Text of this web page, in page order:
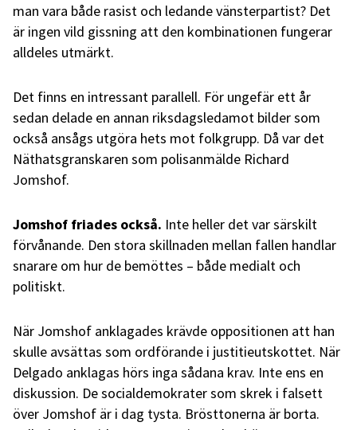
man vara både rasist och ledande vänsterpartist? Det
är ingen vild gissning att den kombinationen fungerar
alldeles utmärkt.
Det finns en intressant parallell. För ungefär ett år
sedan delade en annan riksdagsledamot bilder som
också ansågs utgöra hets mot folkgrupp. Då var det
Näthatsgranskaren som polisanmälde Richard
Jomshof.
Jomshof friades också. Inte heller det var särskilt
förvånande. Den stora skillnaden mellan fallen handlar
snarare om hur de bemöttes – både medialt och
politiskt.
När Jomshof anklagades krävde oppositionen att han
skulle avsättas som ordförande i justitieutskottet. När
Delgado anklagas hörs inga sådana krav. Inte ens en
diskussion. De socialdemokrater som skrek i falsett
över Jomshof är i dag tysta. Brösttonerna är borta.